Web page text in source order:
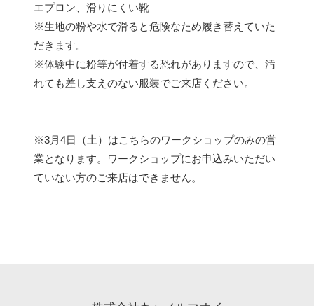
エプロン、滑りにくい靴
※生地の粉や水で滑ると危険なため履き替えていた
だきます。
※体験中に粉等が付着する恐れがありますので、汚
れても差し支えのない服装でご来店ください。
※3月4日（土）はこちらのワークショップのみの営
業となります。ワークショップにお申込みいただい
ていない方のご来店はできません。